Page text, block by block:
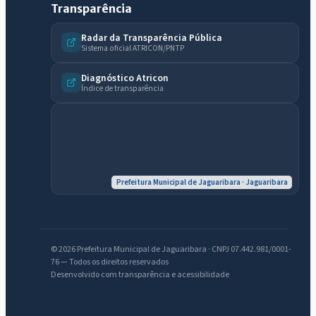
Transparência
Radar da Transparência Pública
Sistema oficial ATRICON/PNTP
Diagnóstico Atricon
Índice de transparência
Prefeitura Municipal de Jaguaribara · Jaguaribara
© 2026 Prefeitura Municipal de Jaguaribara · CNPJ 07.442.981/0001-
76 — Todos os direitos reservados
Desenvolvido com transparência e acessibilidade
Olá. Pergunte sobre serviços, notícias, legislação, Diário Oficial,
licitações, estrutura ou transparência do município.